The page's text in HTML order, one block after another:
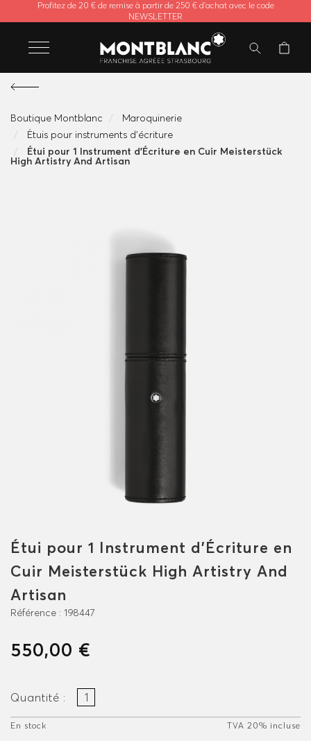
Profitez de 20 € de remise à partir de 250 € d'achat avec le code
NEWSLETTER
Boutique Montblanc
Maroquinerie
Étuis pour instruments d'écriture
Étui pour 1 Instrument d'Écriture en Cuir Meisterstück
High Artistry And Artisan
Étui pour 1 Instrument d'Écriture en
Cuir Meisterstück High Artistry And
Artisan
Référence : 198447
550,00 €
Quantité :
En stock TVA 20% incluse